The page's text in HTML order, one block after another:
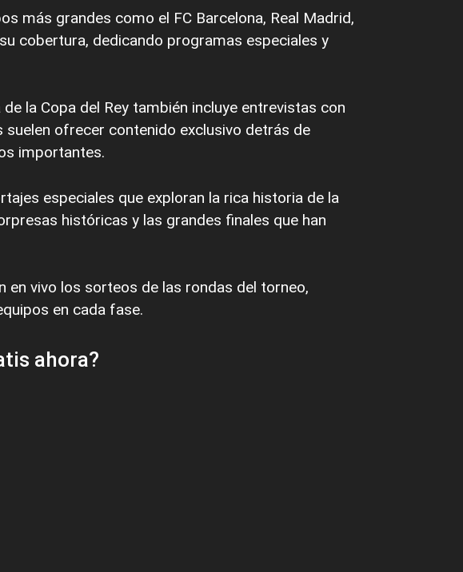
más grandes como el FC Barcelona, Real Madrid,
cobertura, dedicando programas especiales y
la Copa del Rey también incluye entrevistas con
ofrecer contenido exclusivo detrás de
importantes.
especiales que exploran la rica historia de la
históricas y las grandes finales que han
en vivo los sorteos de las rondas del torneo,
en cada fase.
ahora?